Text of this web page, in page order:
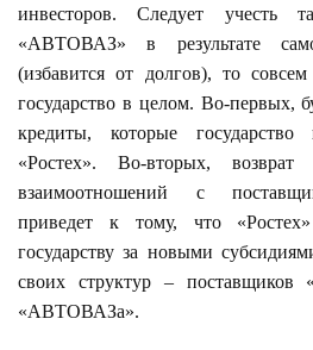
инвесторов. Следует учесть
«АВТОВАЗ» в результате
(избавится от долгов), то
государство в целом. Во-первых,
кредиты, которые государство
«Ростех». Во-вторых,
взаимоотношений с
приведет к тому, что
государству за новыми
своих структур –
«АВТОВАЗа».